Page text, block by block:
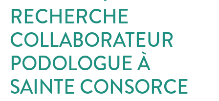
RECHERCHE
COLLABORATEUR
PODOLOGUE À
SAINTE CONSORCE